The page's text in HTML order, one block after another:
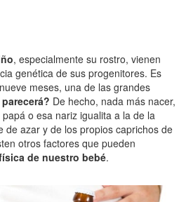
, especialmente su rostro, vienen
genética de sus progenitores. Es
meses, una de las grandes
De hecho, nada más nacer,
o esa nariz igualita a la de la
de azar y de los propios caprichos de
otros factores que pueden
de nuestro bebé.